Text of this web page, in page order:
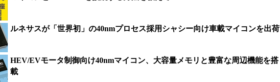
ルネサスが「世界初」の40nmプロセス採用シャシー向け車載マイコンを出荷
HEV/EVモータ制御向け40nmマイコン、大容量メモリと豊富な周辺機能を搭
載